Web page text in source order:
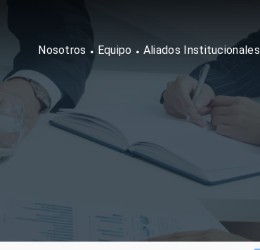
Nosotros Equipo Aliados Institucionales